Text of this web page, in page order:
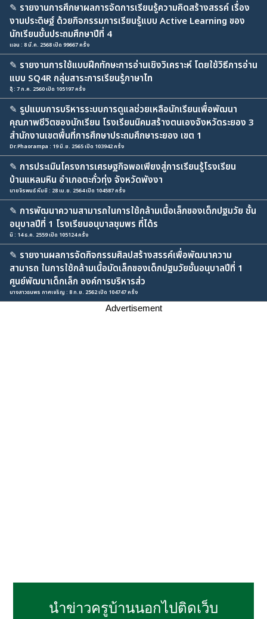
✎ รายงานการศึกษาผลการจัดการเรียนรู้ความคิดสร้างสรรค์ เรื่อง
งานประดิษฐ์ ด้วยกิจกรรมการเรียนรู้แบบ Active Learning ของ
นักเรียนชั้นประถมศึกษาปีที่ 4
แอน : 8 มี.ค. 2568 เปิด 99667 ครั้ง
✎ รายงานการใช้แบบฝึกทักษะการอ่านเชิงวิเคราะห์ โดยใช้วิธีการอ่าน
แบบ SQ4R กลุ่มสาระการเรียนรู้ภาษาไท
อุ๊ : 7 ก.ค. 2560 เปิด 105197 ครั้ง
✎ รูปแบบการบริหารระบบการดูแลช่วยเหลือนักเรียนเพื่อพัฒนา
คุณภาพชีวิตของนักเรียน โรงเรียนนิคมสร้างตนเองจังหวัดระยอง 3
สำนักงานเขตพื้นที่การศึกษาประถมศึกษาระยอง เขต 1
Dr.Phaorampa : 19 มิ.ย. 2565 เปิด 103942 ครั้ง
✎ การประเมินโครงการเศรษฐกิจพอเพียงสู่การเรียนรู้โรงเรียน
บ้านแหลมหิน อำเภอตะกั่วทุ่ง จังหวัดพังงา
นายจิรพนธ์ หีมยิ : 28 เม.ย. 2564 เปิด 104587 ครั้ง
✎ การพัฒนาความสามารถในการใช้กล้ามเนื้อเล็กของเด็กปฐมวัย ชั้น
อนุบาลปีที่ 1 โรงเรียนอนุบาลชุมพร ที่ได้ร
นิ : 14 ธ.ค. 2559 เปิด 105124 ครั้ง
✎ รายงานผลการจัดกิจกรรมศิลปสร้างสรรค์เพื่อพัฒนาความ
สามารถ ในการใช้กล้ามเนื้อมัดเล็กของเด็กปฐมวัยชั้นอนุบาลปีที่ 1
ศูนย์พัฒนาเด็กเล็ก องค์การบริหารส่ว
นางสาวธนพร กาศเจริญ : 8 ก.ย. 2562 เปิด 104747 ครั้ง
Advertisement
นำข่าวครูบ้านนอกไปติดเว็บ